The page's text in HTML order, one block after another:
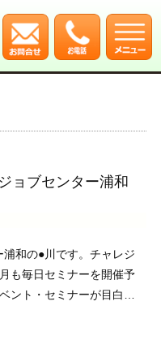
ョブセンター浦和
和の●川です。チャレジ
も毎日セミナーを開催予
ント・セミナーが目白押